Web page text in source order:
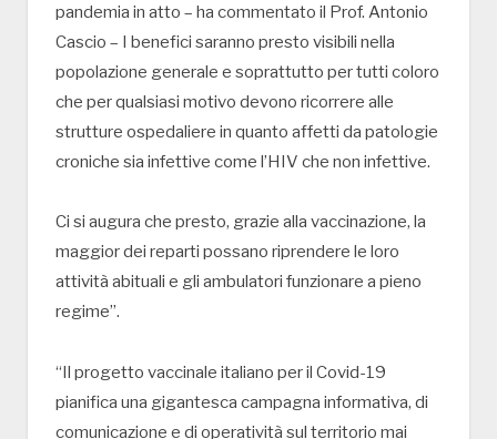
pandemia in atto – ha commentato il Prof. Antonio
Cascio – I benefici saranno presto visibili nella
popolazione generale e soprattutto per tutti coloro
che per qualsiasi motivo devono ricorrere alle
strutture ospedaliere in quanto affetti da patologie
croniche sia infettive come l’HIV che non infettive.
Ci si augura che presto, grazie alla vaccinazione, la
maggior dei reparti possano riprendere le loro
attività abituali e gli ambulatori funzionare a pieno
regime”.
“Il progetto vaccinale italiano per il Covid-19
pianifica una gigantesca campagna informativa, di
comunicazione e di operatività sul territorio mai